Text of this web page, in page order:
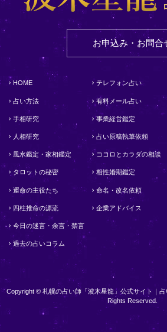
お申込み・お問合
HOME
占い方法
手相研究
人相研究
風水鑑定・家相鑑定
タロットの秘密
運命の主役たち
四柱推命の源流
今日の迷言・余言・禁言
過去の占いコラム
テレフォン占い
有料メール占い
事業経営鑑定
占い原稿執筆依頼
ココロとカラダの相談
相性婚期鑑定
命名・改名依頼
企業アドバイス
Copyright © 札幌の占い師「波木星龍」公式サイト｜
Rights Reserved.